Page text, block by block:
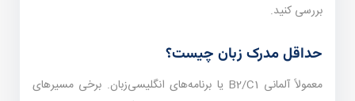
بررسی کنید.
حداقل مدرک زبان چیست؟
معمولاً آلمانی B2/C1 یا برنامه‌های انگلیسی‌زبان. برخی مسیرهای